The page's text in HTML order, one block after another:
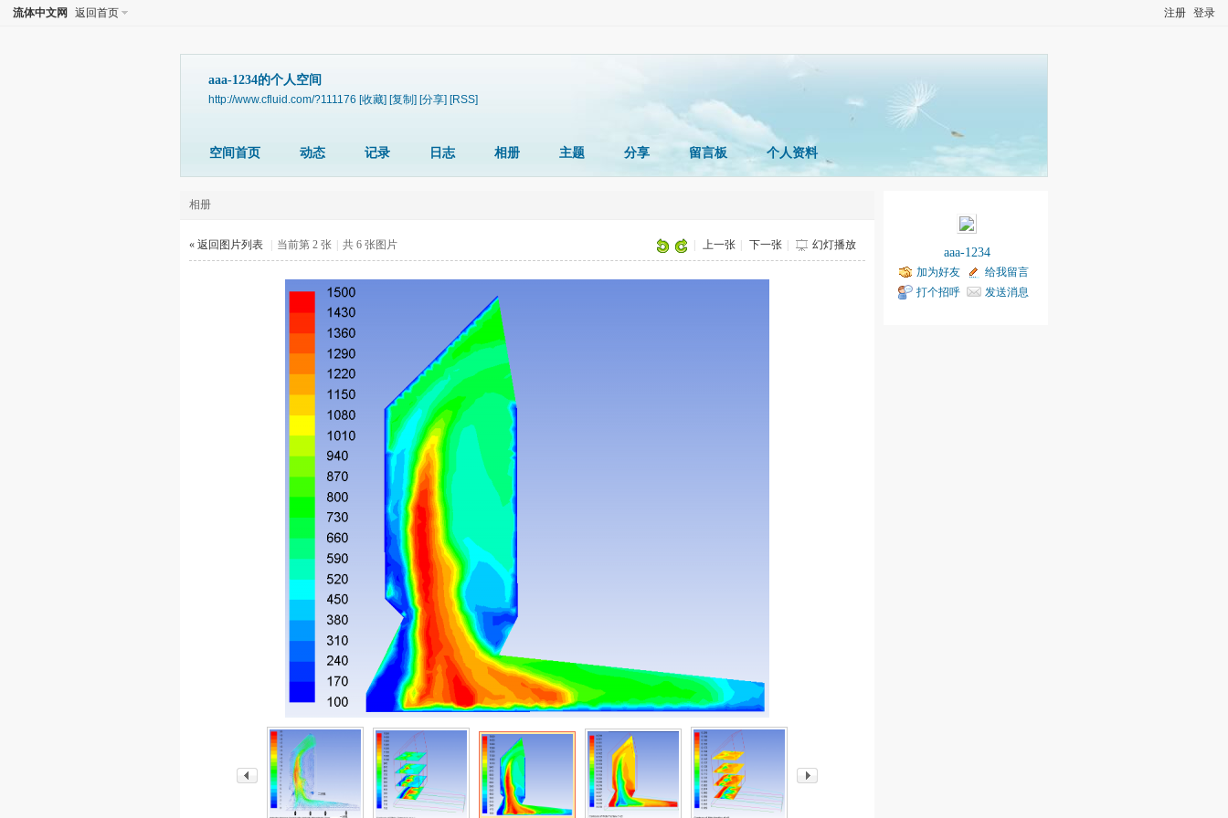
注册 登录
流体中文网 返回首页
aaa-1234的个人空间
http://www.cfluid.com/?111176 [收藏] [复制] [分享] [RSS]
空间首页 动态 记录 日志 相册 主题 分享 留言板 个人资料
相册
上一张 下一张 幻灯播放
« 返回图片列表 当前第 2 张 共 6 张图片
aaa-1234
加为好友
给我留言
打个招呼
发送消息